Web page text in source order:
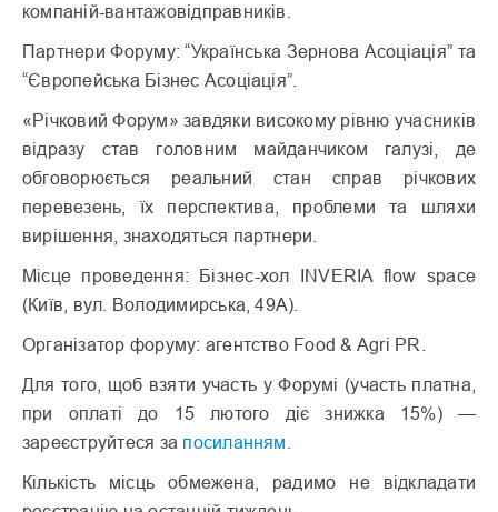
компаній-вантажовідправників.
Партнери Форуму: “Українська Зернова Асоціація” та
“Європейська Бізнес Асоціація”.
«Річковий Форум» завдяки високому рівню учасників
відразу став головним майданчиком галузі, де
обговорюється реальний стан справ річкових
перевезень, їх перспектива, проблеми та шляхи
вирішення, знаходяться партнери.
Місце проведення: Бізнес-хол INVERIA flow space
(Київ, вул. Володимирська, 49А).
Організатор форуму: агентство Food & Agri PR.
Для того, щоб взяти участь у Форумі (участь платна,
при оплаті до 15 лютого діє знижка 15%) —
зареєструйтеся за посиланням.
Кількість місць обмежена, радимо не відкладати